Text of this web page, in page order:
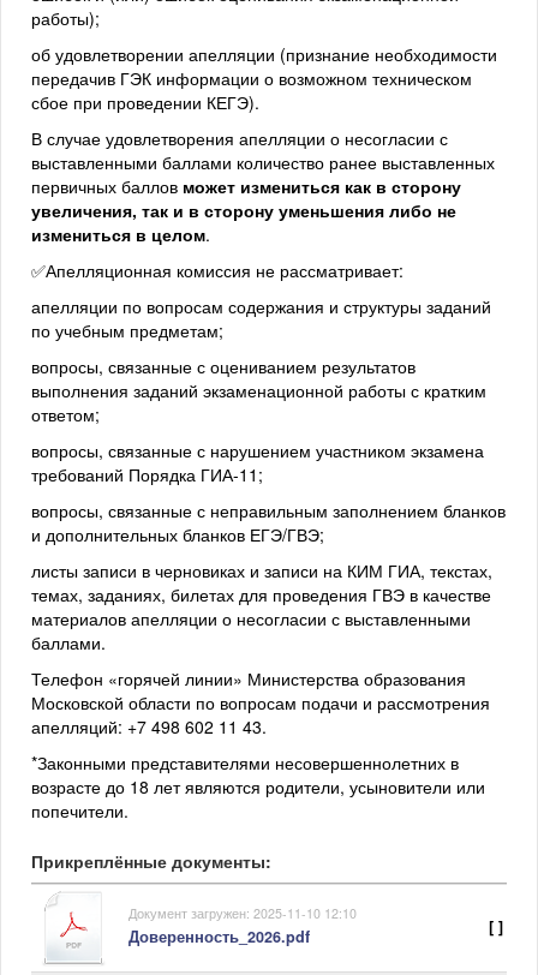
работы);
об удовлетворении апелляции (признание необходимости
передачив ГЭК информации о возможном техническом
сбое при проведении КЕГЭ).
В случае удовлетворения апелляции о несогласии с
выставленными баллами количество ранее выставленных
первичных баллов может измениться как в сторону
увеличения, так и в сторону уменьшения либо не
измениться в целом.
✅Апелляционная комиссия не рассматривает:
апелляции по вопросам содержания и структуры заданий
по учебным предметам;
вопросы, связанные с оцениванием результатов
выполнения заданий экзаменационной работы с кратким
ответом;
вопросы, связанные с нарушением участником экзамена
требований Порядка ГИА-11;
вопросы, связанные с неправильным заполнением бланков
и дополнительных бланков ЕГЭ/ГВЭ;
листы записи в черновиках и записи на КИМ ГИА, текстах,
темах, заданиях, билетах для проведения ГВЭ в качестве
материалов апелляции о несогласии с выставленными
баллами.
Телефон «горячей линии» Министерства образования
Московской области по вопросам подачи и рассмотрения
апелляций: +7 498 602 11 43.
*Законными представителями несовершеннолетних в
возрасте до 18 лет являются родители, усыновители или
попечители.
Прикреплённые документы:
Документ загружен: 2025-11-10 12:10
Доверенность_2026.pdf [ ]